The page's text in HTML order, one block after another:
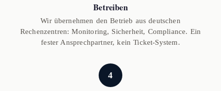
Betreiben
Wir übernehmen den Betrieb aus deutschen
Rechenzentren: Monitoring, Sicherheit, Compliance. Ein
fester Ansprechpartner, kein Ticket-System.
4